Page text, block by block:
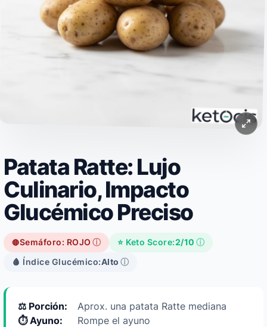
Patata Ratte: Lujo
Culinario, Impacto
Glucémico Preciso
🔴Semáforo: ROJO ⓘ ⭐ Keto Score:2/10 ⓘ
🩸 Índice Glucémico:Alto ⓘ
⚖️ Porción:
Aprox. una patata Ratte mediana
⏱️ Ayuno:
Rompe el ayuno